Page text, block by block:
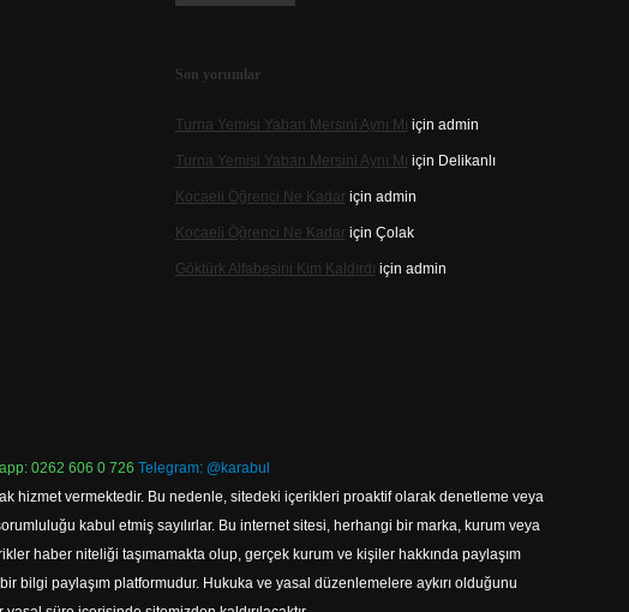
Son yorumlar
Turna Yemisi Yaban Mersini Aynı Mı için admin
Turna Yemisi Yaban Mersini Aynı Mı için Delikanlı
Kocaeli Öğrenci Ne Kadariçin admin
Kocaeli Öğrenci Ne Kadariçin Çolak
Göktürk Alfabesini Kim Kaldırdı için admin
0262 606 0 726 Telegram: @karabul
hizmet vermektedir. Bu nedenle, sitedeki içerikleri proaktif olarak denetleme veya
kabul etmiş sayılırlar. Bu internet sitesi, herhangi bir marka, kurum veya
haber niteliği taşımamakta olup, gerçek kurum ve kişiler hakkında paylaşım
bilgi paylaşım platformudur. Hukuka ve yasal düzenlemelere aykırı olduğunu